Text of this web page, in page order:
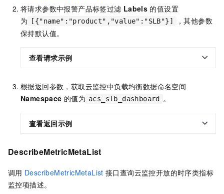
将请求参数中报警产品标签过滤 Labels 的值设置
为
[{"name":"product","value":"SLB"}]
，其他参数
保持默认值。
查看请求示例
根据返回参数，获取云监控中负载均衡数据命名空间
Namespace 的值为 acs_slb_dashboard 。
查看返回示例
DescribeMetricMetaList
调用 DescribeMetricMetaList 接口查询云监控开放的时序类指标
监控项描述。